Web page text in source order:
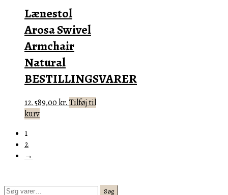
Lænestol
Arosa Swivel
Armchair
Natural
BESTILLINGSVARER
12.589,00kr. Tilføj til
kurv
1
2
→
Søg
Søg